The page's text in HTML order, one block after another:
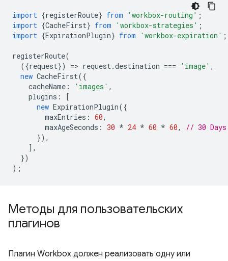
import {registerRoute} from 'workbox-routing' ;
import {CacheFirst} from 'workbox-strategies' ;
import {ExpirationPlugin} from 'workbox-expiration' ;
registerRoute(
({request}) => request.destination === 'image' ,
new CacheFirst({
cacheName : 'images' ,
plugins :
[
new ExpirationPlugin({
maxEntries : 60,
maxAgeSeconds : 30 * 24 * 60 * 60,
// 30 Days
}),
],
})
);
Методы для пользовательских
плагинов
Плагин Workbox должен реализовать одну или